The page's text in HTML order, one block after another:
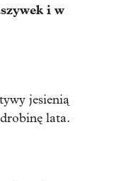
i w
jesienią
lata.